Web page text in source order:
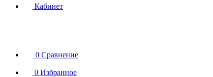
Кабинет
0 Сравнение
0 Избранное